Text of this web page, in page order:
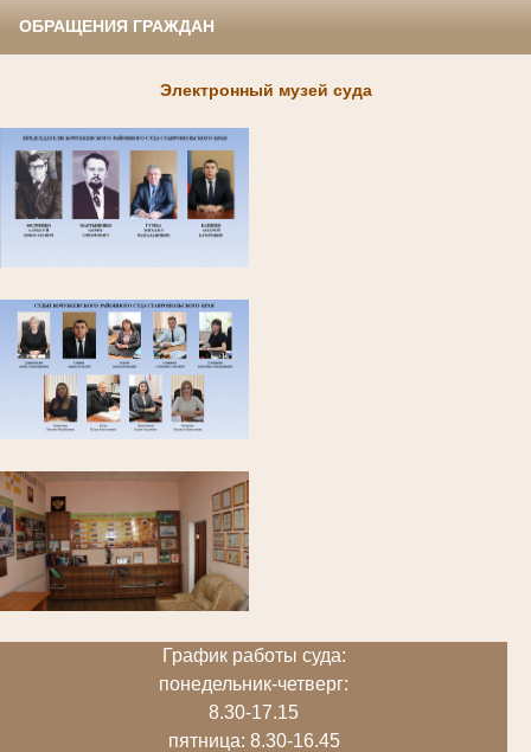
ОБРАЩЕНИЯ ГРАЖДАН
Электронный музей суда
График работы суда:
понедельник-четверг:
8.30-17.15
пятница: 8.30-16.45